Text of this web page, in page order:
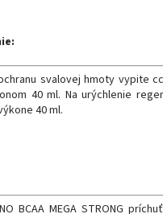
svalovej hmoty vypite
40 ml. Na urýchlenie
40 ml.
BCAA MEGA STRONG